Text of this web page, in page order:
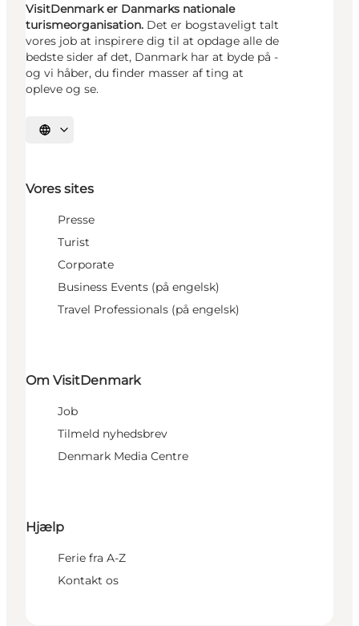
VisitDenmark er Danmarks nationale
turismeorganisation. Det er bogstaveligt talt
vores job at inspirere dig til at opdage alle de
bedste sider af det, Danmark har at byde på -
og vi håber, du finder masser af ting at
opleve og se.
Vælg sprog
Vores sites
Presse
Turist
Corporate
Business Events (på engelsk)
Travel Professionals (på engelsk)
Om VisitDenmark
Job
Tilmeld nyhedsbrev
Denmark Media Centre
Hjælp
Ferie fra A-Z
Kontakt os